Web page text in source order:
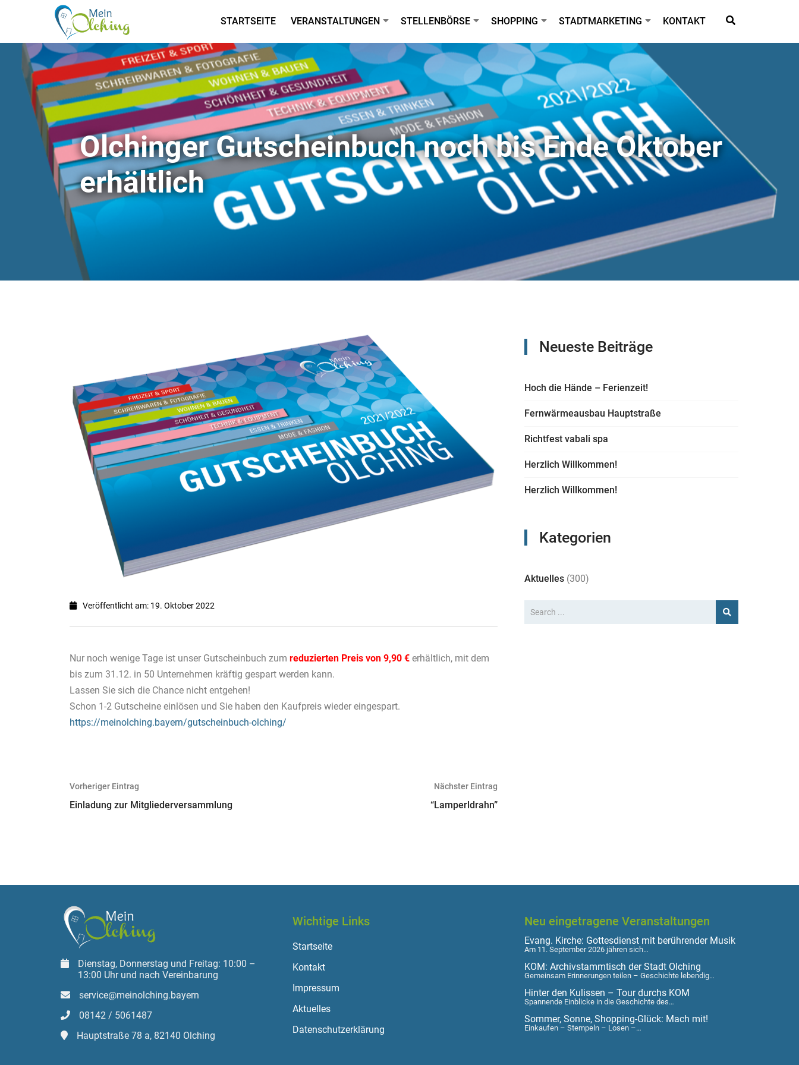
STARTSEITE VERANSTALTUNGEN STELLENBÖRSE SHOPPING STADTMARKETING KONTAKT
Olchinger Gutscheinbuch noch bis Ende Oktober
erhältlich
Veröffentlicht am: 19. Oktober 2022
Nur noch wenige Tage ist unser Gutscheinbuch zum reduzierten Preis von 9,90 € erhältlich, mit dem
bis zum 31.12. in 50 Unternehmen kräftig gespart werden kann.
Lassen Sie sich die Chance nicht entgehen!
Schon 1-2 Gutscheine einlösen und Sie haben den Kaufpreis wieder eingespart.
https://meinolching.bayern/gutscheinbuch-olching/
Beitragsnavigation
Vorheriger Eintrag
Einladung zur Mitgliederversammlung
Nächster Eintrag
“Lamperldrahn”
Neueste Beiträge
Hoch die Hände – Ferienzeit!
Fernwärmeausbau Hauptstraße
Richtfest vabali spa
Herzlich Willkommen!
Herzlich Willkommen!
Kategorien
Aktuelles (300)
Dienstag, Donnerstag und Freitag: 10:00 –
13:00 Uhr und nach Vereinbarung
service@meinolching.bayern
08142 / 5061487
Hauptstraße 78 a, 82140 Olching
Wichtige Links
Startseite
Kontakt
Impressum
Aktuelles
Datenschutzerklärung
Neu eingetragene Veranstaltungen
Evang. Kirche: Gottesdienst mit berührender Musik
Am 11. September 2026 jähren sich…
KOM: Archivstammtisch der Stadt Olching
Gemeinsam Erinnerungen teilen – Geschichte lebendig…
Hinter den Kulissen – Tour durchs KOM
Spannende Einblicke in die Geschichte des…
Sommer, Sonne, Shopping-Glück: Mach mit!
Einkaufen – Stempeln – Losen –…